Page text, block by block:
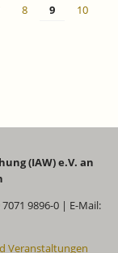
8 9
10
(IAW) e.V. an
9896-0 | E-Mail:
Veranstaltungen